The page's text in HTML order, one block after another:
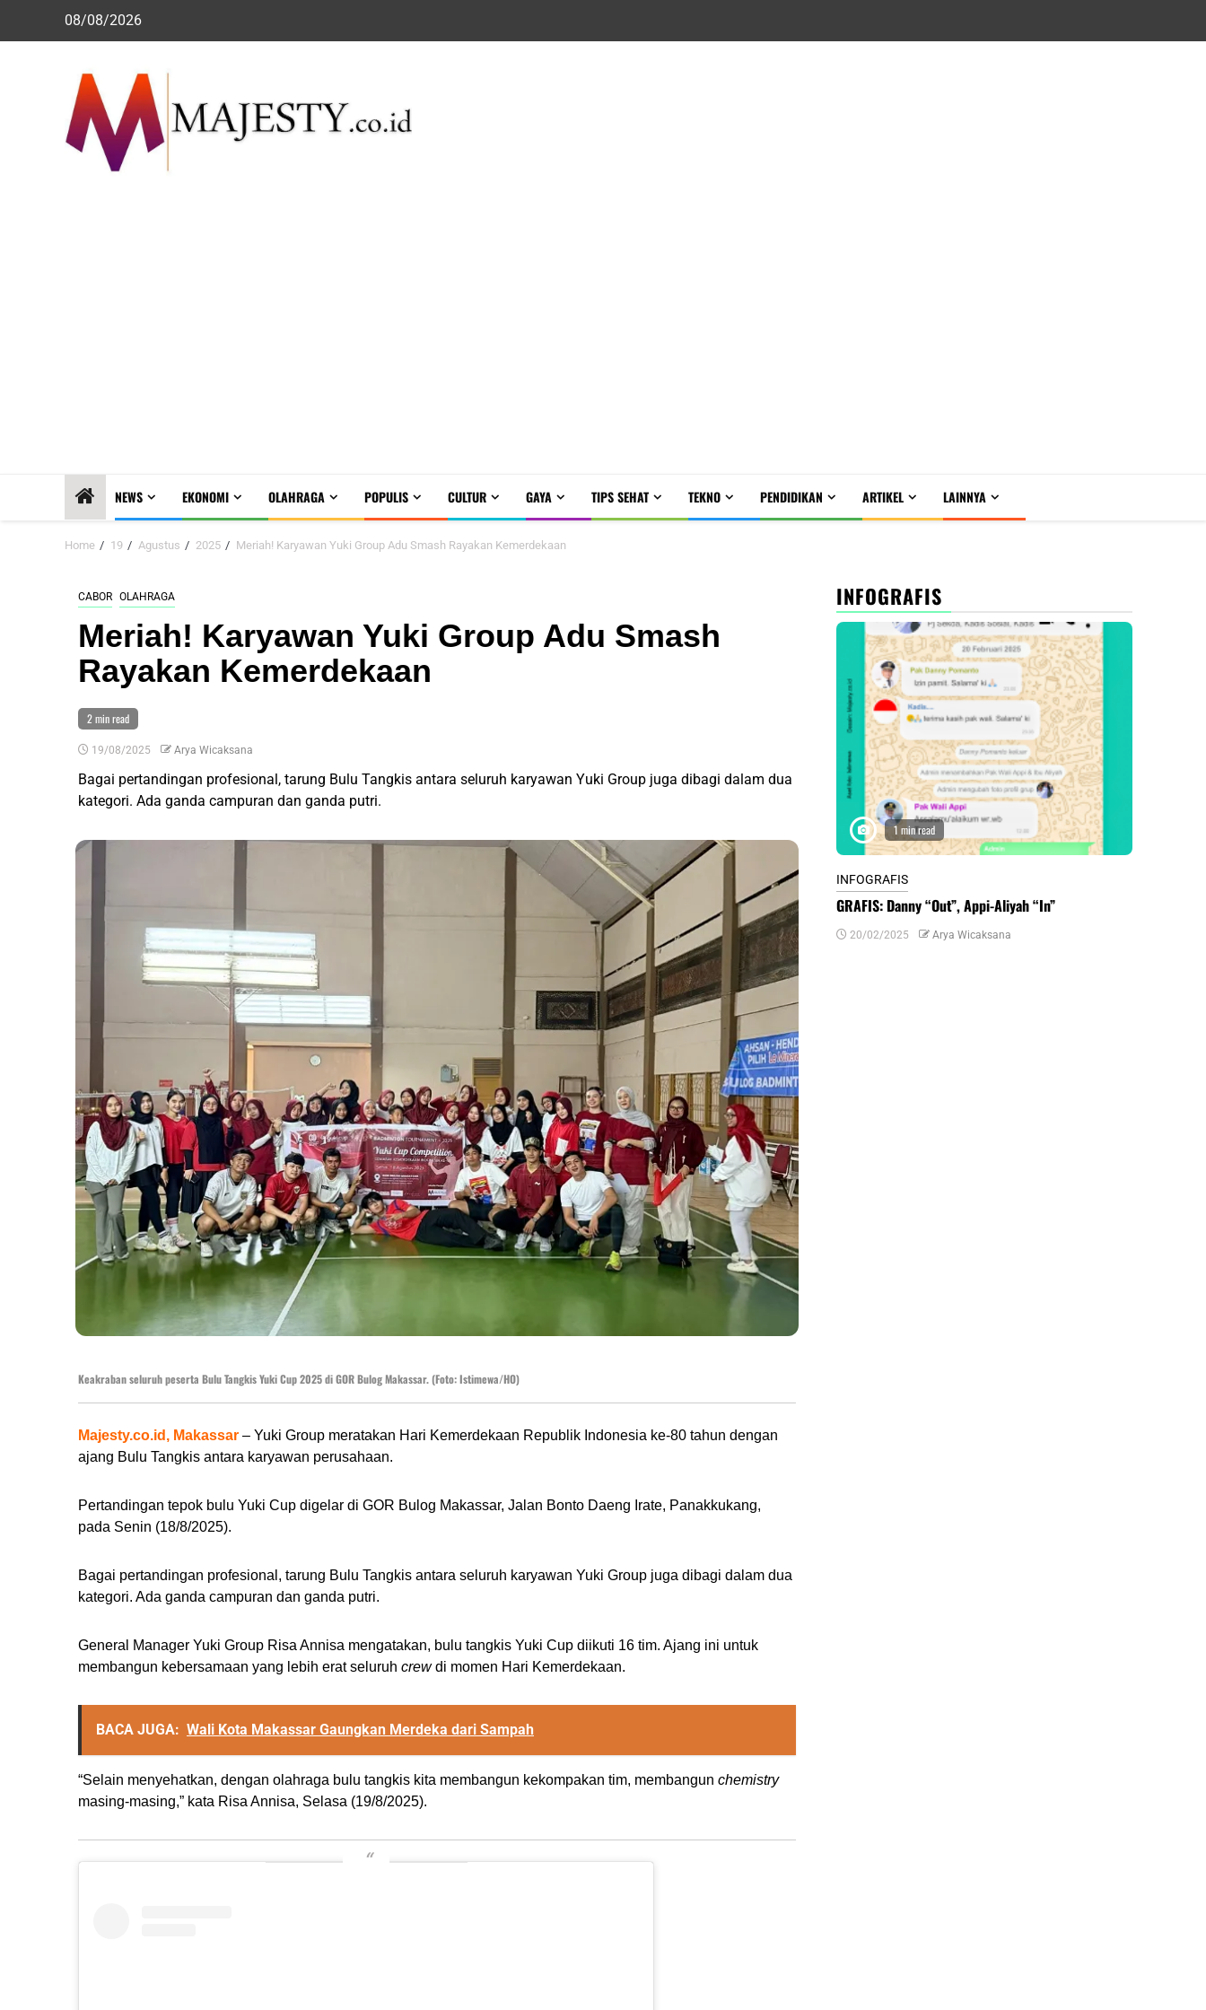
08/08/2026
NEWS EKONOMI OLAHRAGA POPULIS CULTUR GAYA TIPS SEHAT TEKNO PENDIDIKAN ARTIKEL LAINNYA
Home 19 Agustus 2025 Meriah! Karyawan Yuki Group Adu Smash Rayakan Kemerdekaan
CABOR OLAHRAGA
Meriah! Karyawan Yuki Group Adu Smash
Rayakan Kemerdekaan
2 min read
19/08/2025 Arya Wicaksana
Bagai pertandingan profesional, tarung Bulu Tangkis antara seluruh karyawan Yuki Group juga dibagi dalam dua
kategori. Ada ganda campuran dan ganda putri.
Keakraban seluruh peserta Bulu Tangkis Yuki Cup 2025 di GOR Bulog Makassar. (Foto: Istimewa/HO)
Majesty.co.id, Makassar – Yuki Group meratakan Hari Kemerdekaan Republik Indonesia ke-80 tahun dengan
ajang Bulu Tangkis antara karyawan perusahaan.
Pertandingan tepok bulu Yuki Cup digelar di GOR Bulog Makassar, Jalan Bonto Daeng Irate, Panakkukang,
pada Senin (18/8/2025).
Bagai pertandingan profesional, tarung Bulu Tangkis antara seluruh karyawan Yuki Group juga dibagi dalam dua
kategori. Ada ganda campuran dan ganda putri.
General Manager Yuki Group Risa Annisa mengatakan, bulu tangkis Yuki Cup diikuti 16 tim. Ajang ini untuk
membangun kebersamaan yang lebih erat seluruh crewdi momen Hari Kemerdekaan.
BACA JUGA: Wali Kota Makassar Gaungkan Merdeka dari Sampah
“Selain menyehatkan, dengan olahraga bulu tangkis kita membangun kekompakan tim, membangun chemistry
masing-masing,” kata Risa Annisa, Selasa (19/8/2025).
INFOGRAFIS
1 min read
INFOGRAFIS
GRAFIS: Danny “Out”, Appi-Aliyah “In”
20/02/2025 Arya Wicaksana